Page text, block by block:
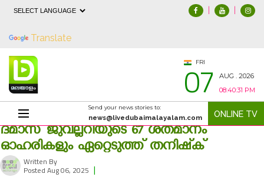
Translate
| |
FRI
07
AUG . 2026
08:40:32 PM
Send your news stories to:
news@livedubaimalayalam.com ONLINE TV
ദമാസ് ജുവല്ലറിയുടെ 67 ശതമാനം
ഓഹരികളും ഏറ്റെടുത്ത് തനിഷ്‌ക്
Written By
Posted Aug 06, 2025 |